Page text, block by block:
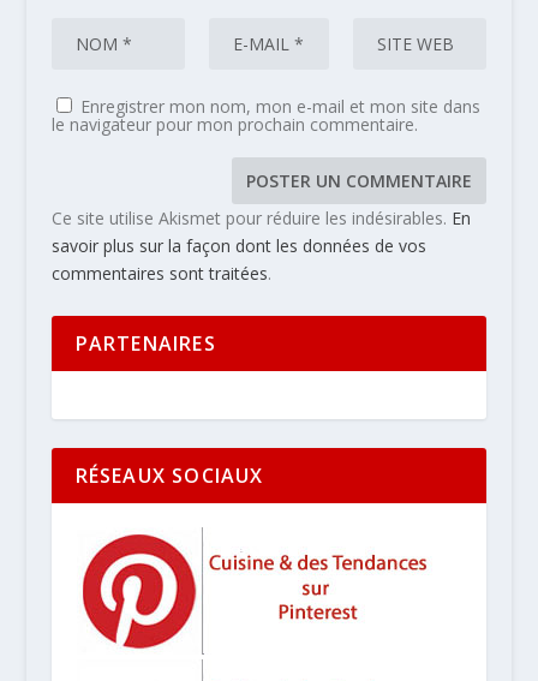
Enregistrer mon nom, mon e-mail et mon site dans
le navigateur pour mon prochain commentaire.
Ce site utilise Akismet pour réduire les indésirables. En
savoir plus sur la façon dont les données de vos
commentaires sont traitées.
PARTENAIRES
RÉSEAUX SOCIAUX